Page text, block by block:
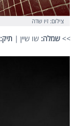
צילום: זיו שדה
>>שמלה: שו שיין | תיק: